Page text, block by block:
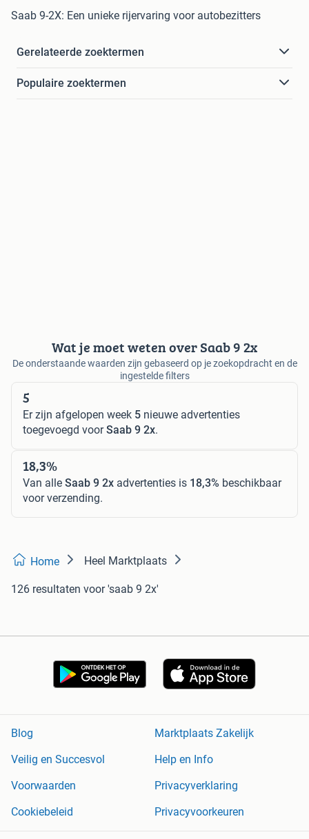
Saab 9-2X: Een unieke rijervaring voor autobezitters
Gerelateerde zoektermen
Populaire zoektermen
Wat je moet weten over Saab 9 2x
De onderstaande waarden zijn gebaseerd op je zoekopdracht en de
ingestelde filters
5
Er zijn afgelopen week 5 nieuwe advertenties
toegevoegd voorSaab 9 2x.
18,3%
Van alle Saab 9 2x advertenties is 18,3% beschikbaar
voor verzending.
Home Heel Marktplaats
126 resultaten voor 'saab 9 2x'
Blog
Marktplaats Zakelijk
Veilig en Succesvol
Help en Info
Voorwaarden
Privacyverklaring
Cookiebeleid
Privacyvoorkeuren